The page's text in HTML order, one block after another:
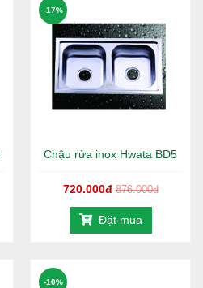
Chậu rửa inox Hwata BD5
720.000đ 876.000đ
-17%
Đặt mua
-10%